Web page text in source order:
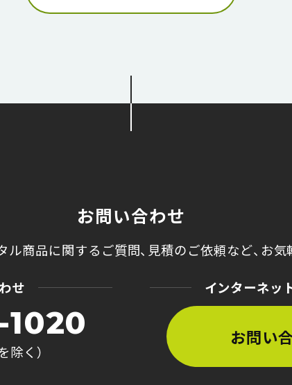
お問い合わせ
ル商品に関するご質問、 見積のご依頼など、 お気
せ
除く）
インターネッ
お問い